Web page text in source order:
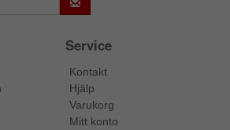
Service
Kontakt
Hjälp
Varukorg
Mitt konto